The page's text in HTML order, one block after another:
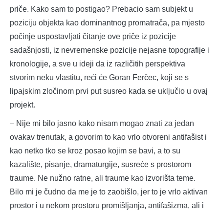
priče. Kako sam to postigao? Prebacio sam subjekt u
poziciju objekta kao dominantnog promatrača, pa mjesto
počinje uspostavljati čitanje ove priče iz pozicije
sadašnjosti, iz nevremenske pozicije nejasne topografije i
kronologije, a sve u ideji da iz različitih perspektiva
stvorim neku vlastitu, reći će Goran Ferčec, koji se s
lipajskim zločinom prvi put susreo kada se uključio u ovaj
projekt.
– Nije mi bilo jasno kako nisam mogao znati za jedan
ovakav trenutak, a govorim to kao vrlo otvoreni antifašist i
kao netko tko se kroz posao kojim se bavi, a to su
kazalište, pisanje, dramaturgije, susreće s prostorom
traume. Ne nužno ratne, ali traume kao izvorišta teme.
Bilo mi je čudno da me je to zaobišlo, jer to je vrlo aktivan
prostor i u nekom prostoru promišljanja, antifašizma, ali i